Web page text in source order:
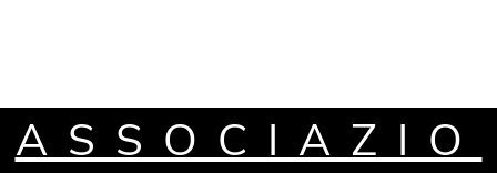
ASSOCIAZIO